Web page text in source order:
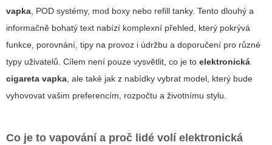
vapka, POD systémy, mod boxy nebo refill tanky. Tento dlouhý a
informačně bohatý text nabízí komplexní přehled, který pokrývá
funkce, porovnání, tipy na provoz i údržbu a doporučení pro různé
typy uživatelů. Cílem není pouze vysvětlit, co je to elektronická
cigareta vapka, ale také jak z nabídky vybrat model, který bude
vyhovovat vašim preferencím, rozpočtu a životnímu stylu.
Co je to vapování a proč lidé volí elektronická